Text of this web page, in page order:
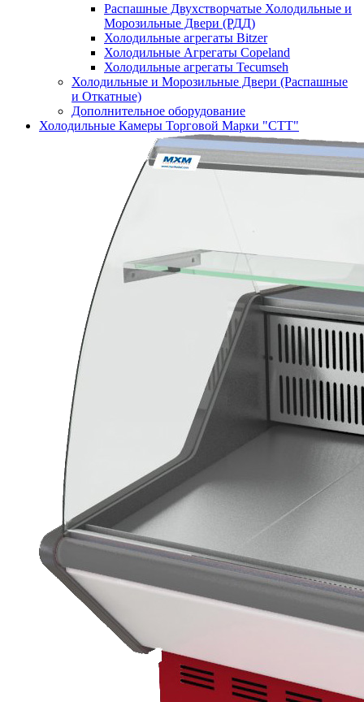
Распашные Двухстворчатые Холодильные и
Морозильные Двери (РДД)
Холодильные агрегаты Bitzer
Холодильные Агрегаты Copeland
Холодильные агрегаты Tecumseh
Холодильные и Морозильные Двери (Распашные
и Откатные)
Дополнительное оборудование
Холодильные Камеры Торговой Марки "СТТ"